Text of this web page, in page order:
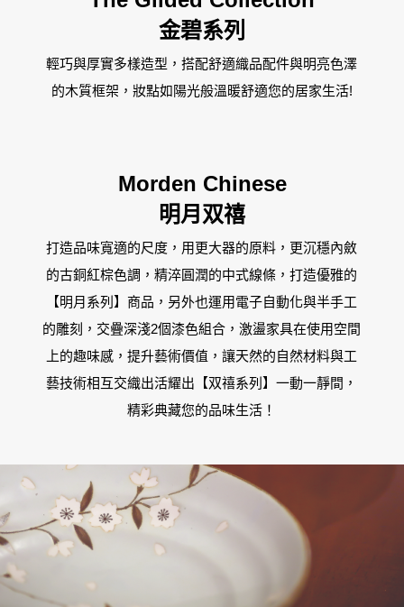
台中廣三SOGO
台中馥慶店
台南頂美宜得利家居
高雄鳳仁暢貨中心(全台福利品最齊全)
高雄青年旗艦店
高雄民族店
高雄夢時代店
屏東新屏店
金碧系列
輕巧與厚實多樣造型，搭配舒適織品配件與明亮色澤
的木質框架，妝點如陽光般溫暖舒適您的居家生活!
Morden Chinese
明月双禧
打造品味寬適的尺度，用更大器的原料，更沉穩內斂
的古銅紅棕色調，精淬圓潤的中式線條，打造優雅的
【明月系列】商品，另外也運用電子自動化與半手工
的雕刻，交疊深淺2個漆色組合，激盪家具在使用空間
上的趣味感，提升藝術價值，讓天然的自然材料與工
藝技術相互交織出活耀出【双禧系列】一動一靜間，
精彩典藏您的品味生活！